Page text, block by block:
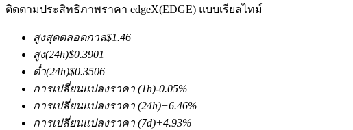
ฟิวเจอร์ส COIN-M
ฟิวเจอร์สสกุลเงินดิจิทัล
ติดตามประสิทธิภาพราคา edgeX(EDGE) แบบเรียลไทม์
สูงสุดตลอดกาล$1.46
สูง(24h)$0.3901
ต่ำ(24h)$0.3506
การเปลี่ยนแปลงราคา (1h)-0.05%
การเปลี่ยนแปลงราคา (24h)+6.46%
การเปลี่ยนแปลงราคา (7d)+4.93%